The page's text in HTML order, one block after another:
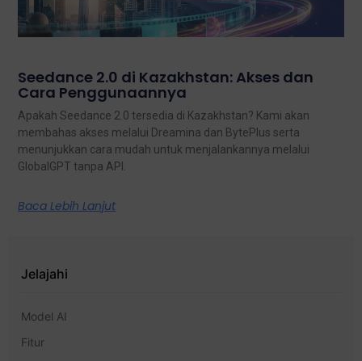
Seedance 2.0 di Kazakhstan: Akses dan
Cara Penggunaannya
Apakah Seedance 2.0 tersedia di Kazakhstan? Kami akan
membahas akses melalui Dreamina dan BytePlus serta
menunjukkan cara mudah untuk menjalankannya melalui
GlobalGPT tanpa API.
Baca Lebih Lanjut
Jelajahi
Model AI
Fitur